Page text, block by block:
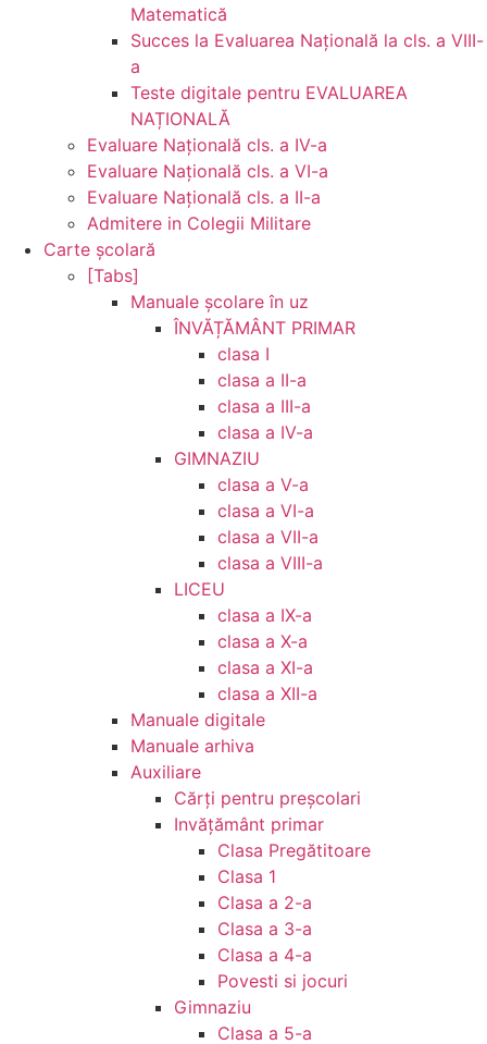
Matematică
Succes la Evaluarea Națională la cls. a VIII-
a
Teste digitale pentru EVALUAREA
NAȚIONALĂ
Evaluare Naţională cls. a IV-a
Evaluare Naţională cls. a VI-a
Evaluare Naţională cls. a II-a
Admitere in Colegii Militare
Carte şcolară
[Tabs]
Manuale şcolare în uz
ÎNVĂȚĂMÂNT PRIMAR
clasa I
clasa a II-a
clasa a III-a
clasa a IV-a
GIMNAZIU
clasa a V-a
clasa a VI-a
clasa a VII-a
clasa a VIII-a
LICEU
clasa a IX-a
clasa a X-a
clasa a XI-a
clasa a XII-a
Manuale digitale
Manuale arhiva
Auxiliare
Cărţi pentru preşcolari
Invățământ primar
Clasa Pregătitoare
Clasa 1
Clasa a 2-a
Clasa a 3-a
Clasa a 4-a
Povesti si jocuri
Gimnaziu
Clasa a 5-a